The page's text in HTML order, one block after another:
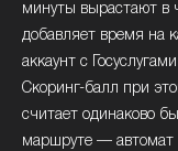
минуты вырастают в
добавляет время на
аккаунт с
Скоринг-балл при
считает одинаково
маршруте — автомат